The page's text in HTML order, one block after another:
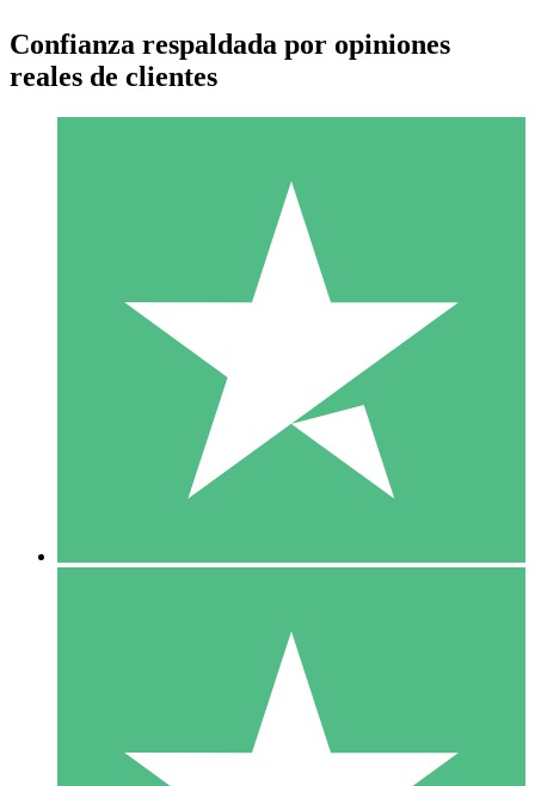
Paquetes de Créditos Individuales
Paga según el uso con créditos de descarga. Sin compromiso
10 00
10 Descargas
20 00
Confianza respaldada por opiniones
reales de clientes